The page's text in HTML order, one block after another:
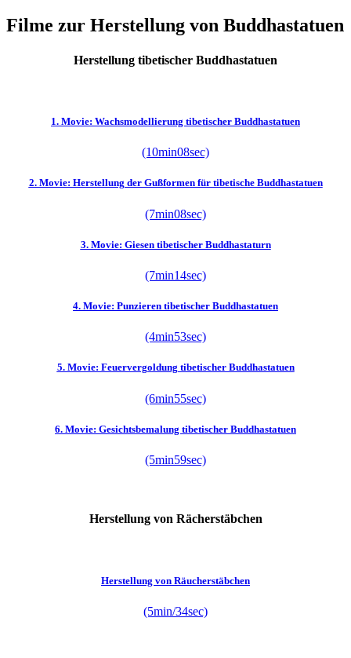
Filme zur Herstellung von Buddhastatuen
Herstellung tibetischer Buddhastatuen
1. Movie: Wachsmodellierung tibetischer Buddhastatuen
(10min08sec)
2. Movie: Herstellung der Gußformen für tibetische Buddhastatuen
(7min08sec)
3. Movie: Giesen tibetischer Buddhastaturn
(7min14sec)
4. Movie: Punzieren tibetischer Buddhastatuen
(4min53sec)
5. Movie: Feuervergoldung tibetischer Buddhastatuen
(6min55sec)
6. Movie: Gesichtsbemalung tibetischer Buddhastatuen
(5min59sec)
Herstellung von Rächerstäbchen
Herstellung von Räucherstäbchen
(5min/34sec)